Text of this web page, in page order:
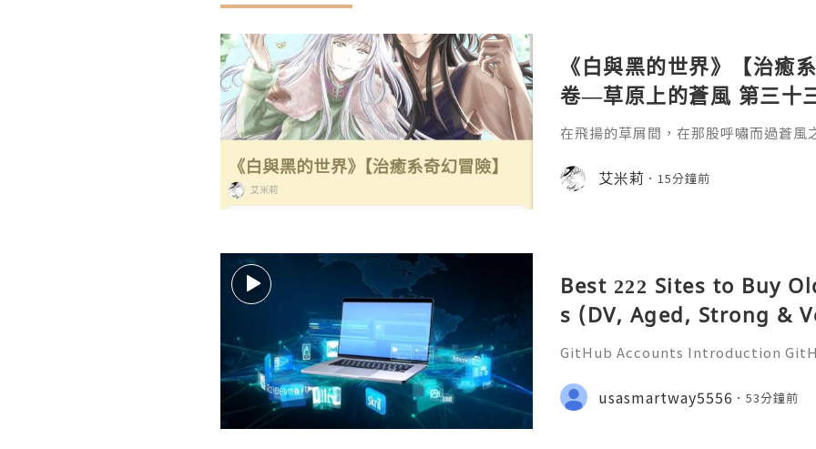
《白與黑的世界》【治癒
卷—草原上的蒼風 第三
在飛揚的草屑間，在那股呼嘯而過蒼風
艾米莉 15分鐘前
Best 222 Sites to Buy
s (DV, Aged, Strong &
GitHub Accounts Introduction
ions of developers, businesses,
ommunities. It is much m
usasmartway5556 53分鐘前